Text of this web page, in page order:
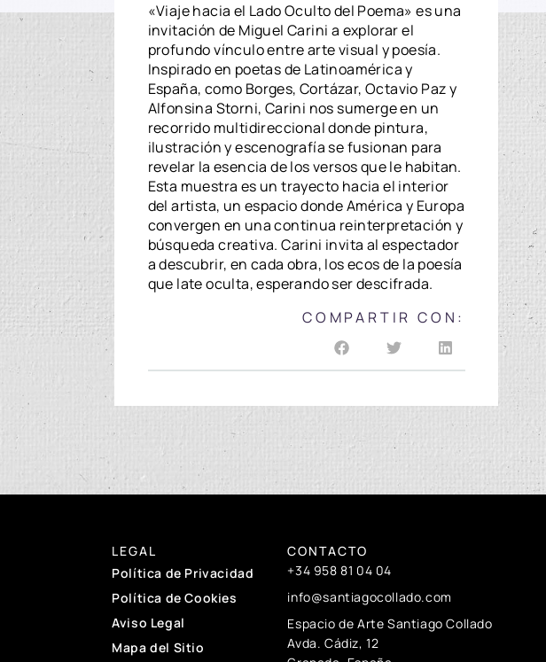
«Viaje hacia el Lado Oculto del Poema» es una
invitación de Miguel Carini a explorar el
profundo vínculo entre arte visual y poesía.
Inspirado en poetas de Latinoamérica y
España, como Borges, Cortázar, Octavio Paz y
Alfonsina Storni, Carini nos sumerge en un
recorrido multidireccional donde pintura,
ilustración y escenografía se fusionan para
revelar la esencia de los versos que le habitan.
Esta muestra es un trayecto hacia el interior
del artista, un espacio donde América y Europa
convergen en una continua reinterpretación y
búsqueda creativa. Carini invita al espectador
a descubrir, en cada obra, los ecos de la poesía
que late oculta, esperando ser descifrada.
COMPARTIR CON:
LEGAL
Política de Privacidad
Política de Cookies
Aviso Legal
Mapa del Sitio
CONTACTO
+34 958 81 04 04
info@santiagocollado.com
Espacio de Arte Santiago Collado
Avda. Cádiz, 12